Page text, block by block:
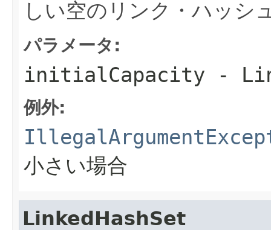
しい空のリンク・ハッシ
パラメータ:
initialCapacity -
例外:
小さい場合
LinkedHashSet